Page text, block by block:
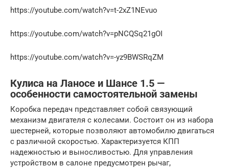
https://youtube.com/watch?v=t-2xZ1NEvuo
https://youtube.com/watch?v=pNCQSq21gOI
https://youtube.com/watch?v=-yz9BWSRqZM
Кулиса на Ланосе и Шансе 1.5 —
особенности самостоятельной замены
Коробка передач представляет собой связующий
механизм двигателя с колесами. Состоит он из набора
шестерней, которые позволяют автомобилю двигаться
с различной скоростью. Характеризуется КПП
надежностью и выносливостью. Для управления
устройством в салоне предусмотрен рычаг,